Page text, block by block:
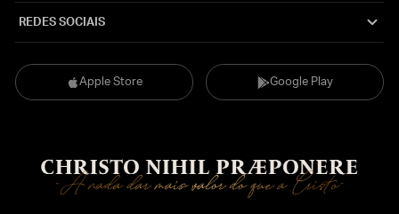
Apple Store Google Play
REDES SOCIAIS